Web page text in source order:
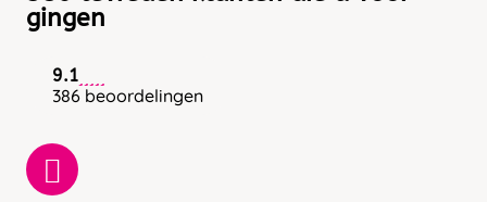
gingen
9.1
386 beoordelingen